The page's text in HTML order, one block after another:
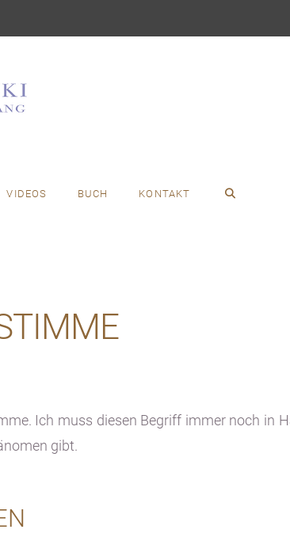
VIDEOS BUCH KONTAKT
Ich muss diesen Begriff immer noch in
gibt.